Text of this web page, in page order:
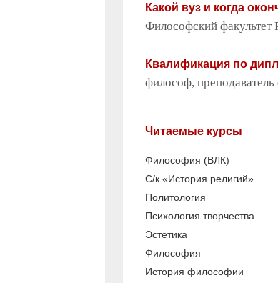
Какой вуз и когда
Философский
Квалификация по
философ,
Читаемые курсы
Философия (ВЛК)
С/к «История религий»
Политология
Психология творчества
Эстетика
Философия
История философии